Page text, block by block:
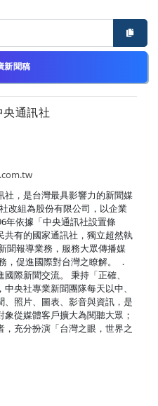
新聞稿
通訊社
，是台灣最具影響力的新聞媒
改組為股份有限公司，以企業
年依據「中央通訊社設置條
有的國家通訊社，獨立超然執
聞報導業務，服務大眾傳播媒
，促進國際對台灣之瞭解。 ．
際新聞交流。 秉持「正確、
央社專業新聞團隊每天以中、
照片、圖表、影音與資訊，是
從媒體客戶擴大為閱聽大眾；
充分扮演「台灣之眼，世界之